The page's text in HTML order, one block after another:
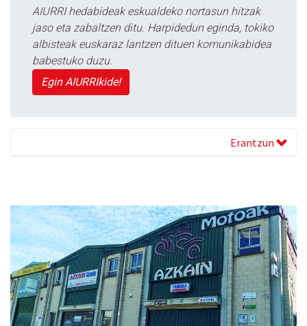
AIURRI hedabideak eskualdeko nortasun hitzak
jaso eta zabaltzen ditu. Harpidedun eginda, tokiko
albisteak euskaraz lantzen dituen komunikabidea
babestuko duzu.
Egin AIURRIkide!
Erantzun